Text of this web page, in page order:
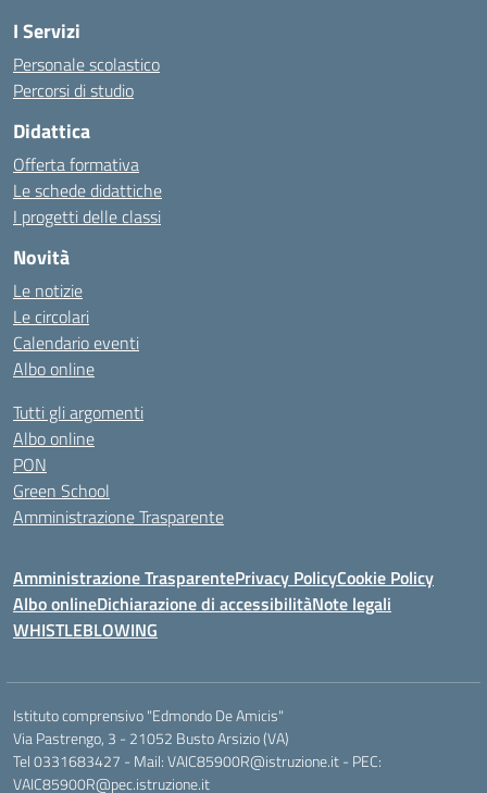
I Servizi
Personale scolastico
Percorsi di studio
Didattica
Offerta formativa
Le schede didattiche
I progetti delle classi
Novità
Le notizie
Le circolari
Calendario eventi
Albo online
Tutti gli argomenti
Albo online
PON
Green School
Amministrazione Trasparente
Amministrazione TrasparentePrivacy PolicyCookie Policy
Albo onlineDichiarazione di accessibilitàNote legali
WHISTLEBLOWING
Istituto comprensivo "Edmondo De Amicis"
Via Pastrengo, 3 - 21052 Busto Arsizio (VA)
Tel 0331683427 - Mail: VAIC85900R@istruzione.it - PEC:
VAIC85900R@pec.istruzione.it